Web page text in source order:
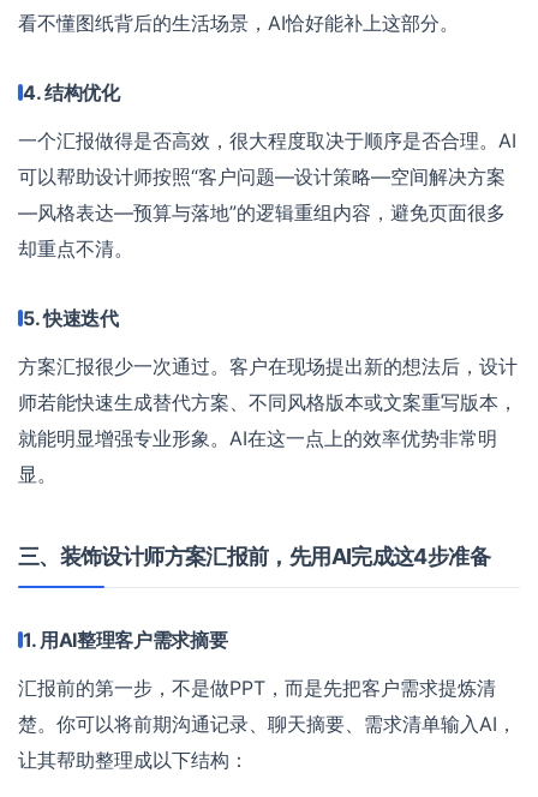
看不懂图纸背后的生活场景，AI恰好能补上这部分。
4. 结构优化
一个汇报做得是否高效，很大程度取决于顺序是否合理。AI
可以帮助设计师按照“客户问题—设计策略—空间解决方案
—风格表达—预算与落地”的逻辑重组内容，避免页面很多
却重点不清。
5. 快速迭代
方案汇报很少一次通过。客户在现场提出新的想法后，设计
师若能快速生成替代方案、不同风格版本或文案重写版本，
就能明显增强专业形象。AI在这一点上的效率优势非常明
显。
三、装饰设计师方案汇报前，先用AI完成这4步准备
1. 用AI整理客户需求摘要
汇报前的第一步，不是做PPT，而是先把客户需求提炼清
楚。你可以将前期沟通记录、聊天摘要、需求清单输入AI，
让其帮助整理成以下结构：